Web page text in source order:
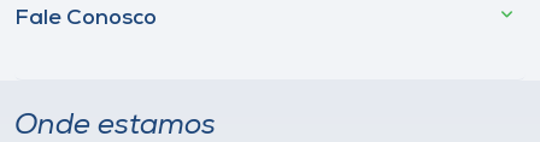
Fale Conosco
Onde estamos